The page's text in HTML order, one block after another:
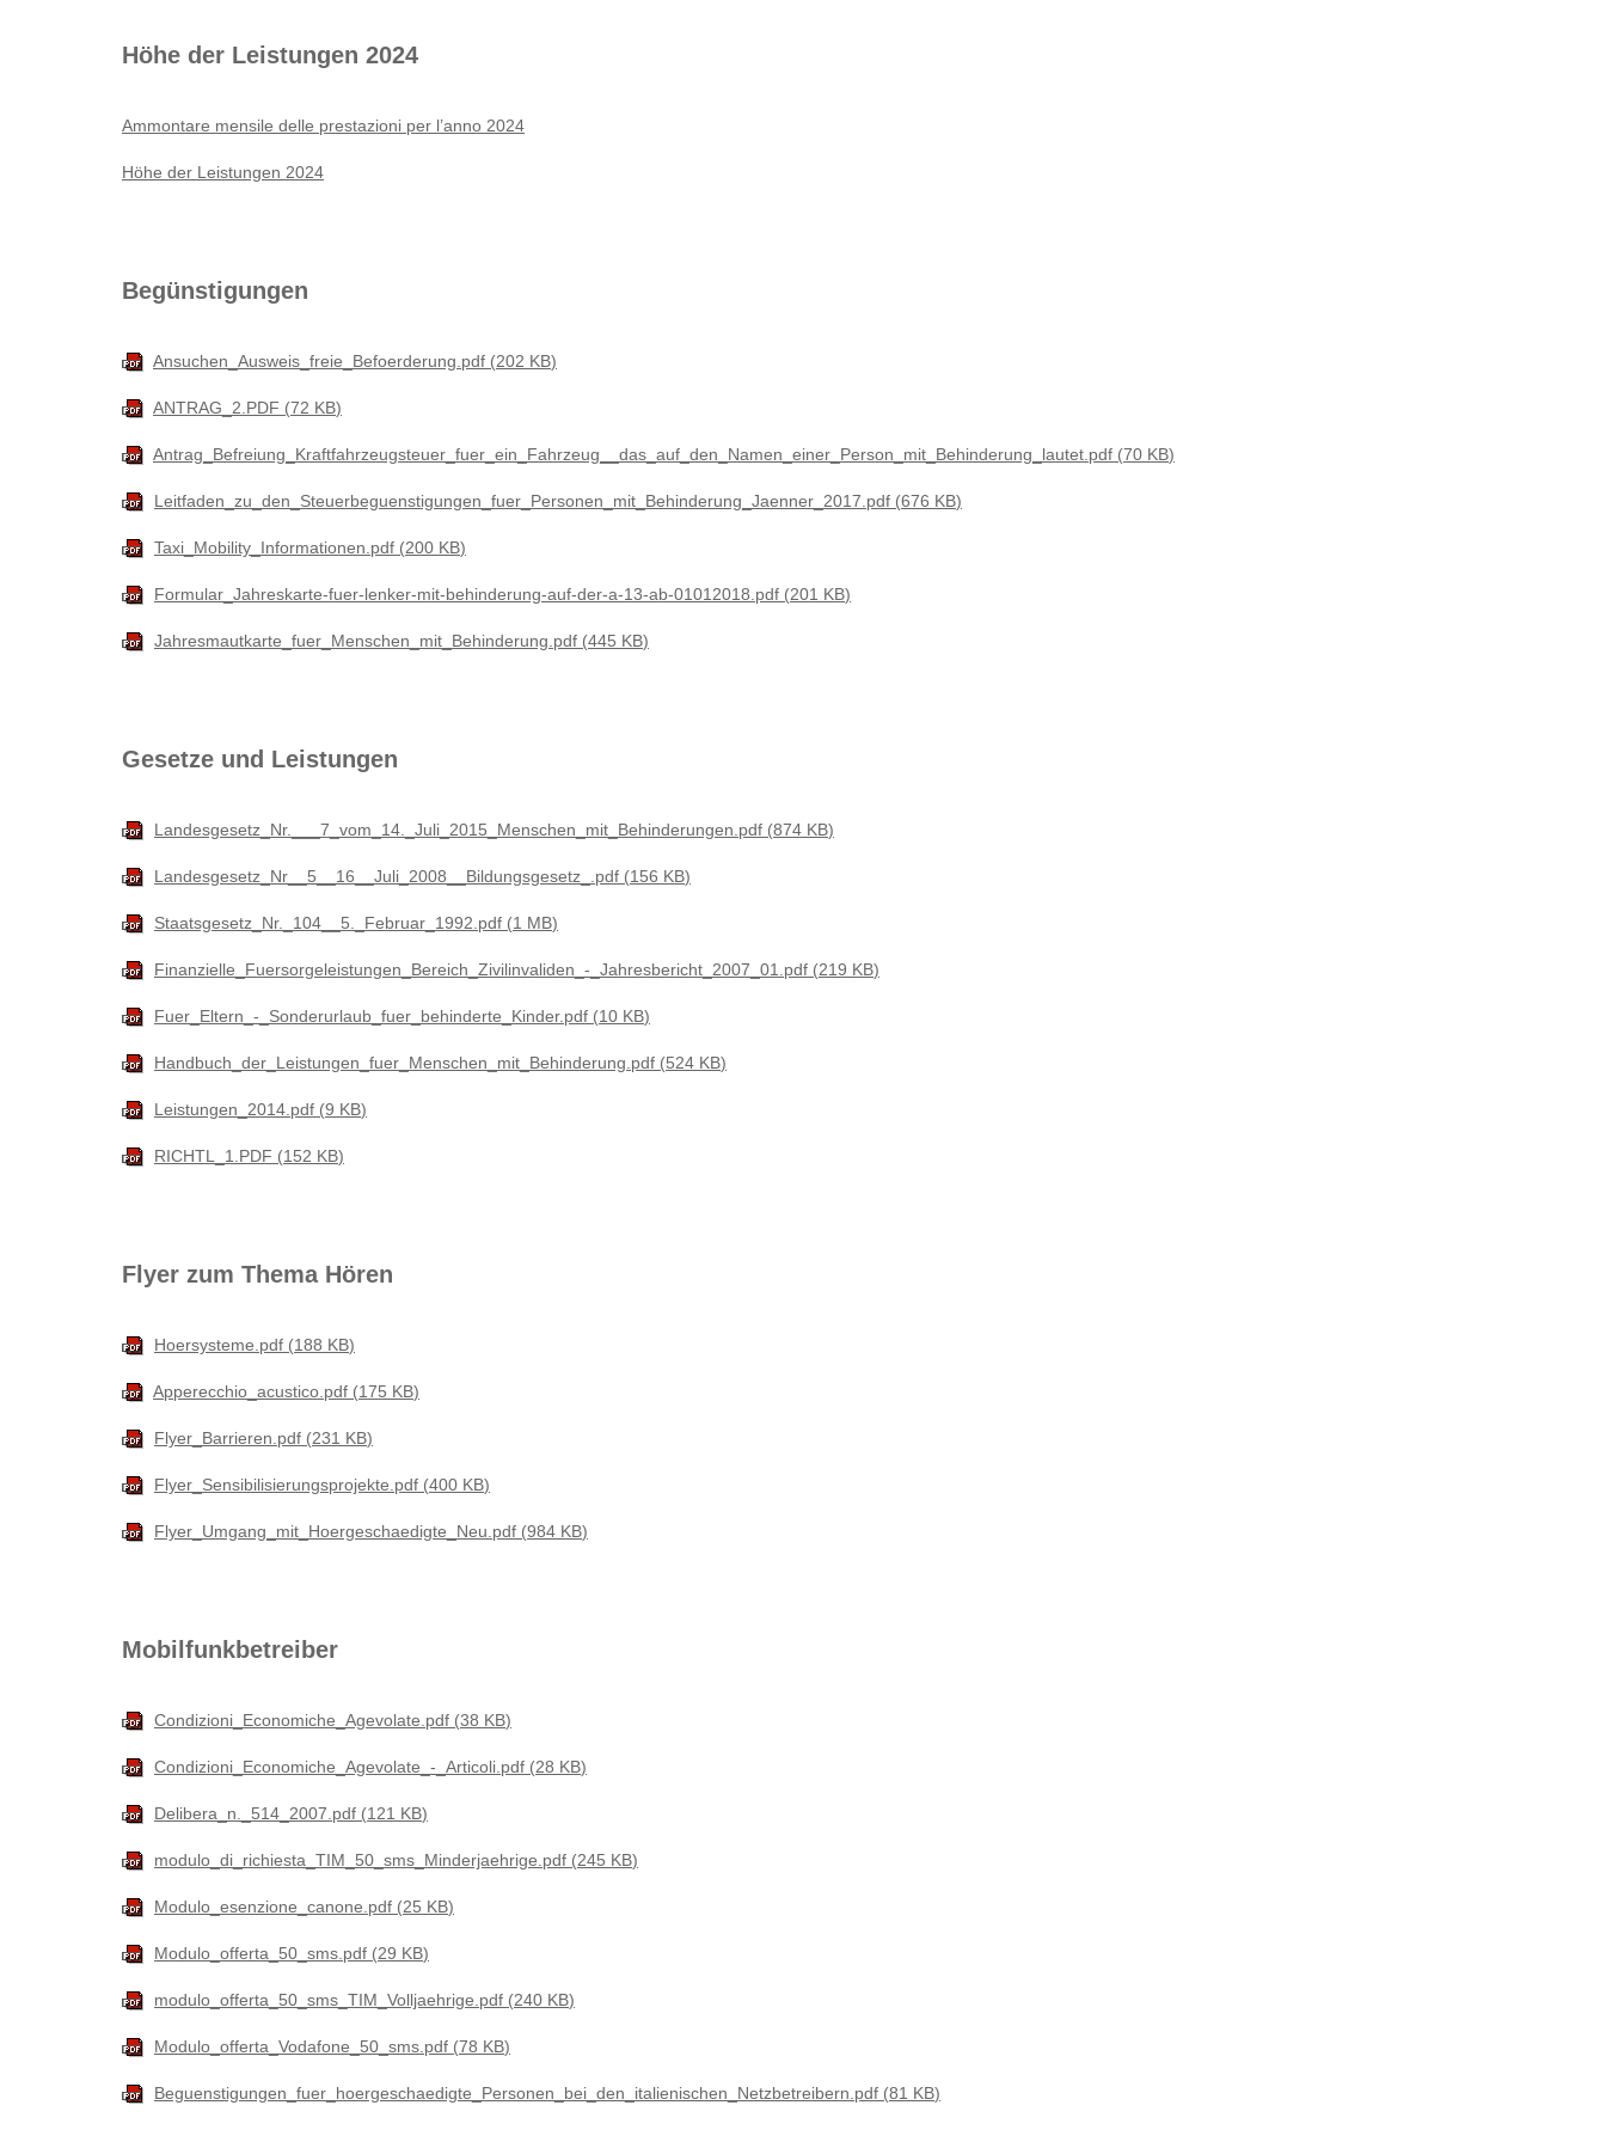
Höhe der Leistungen 2024
Ammontare mensile delle prestazioni per l’anno 2024
Höhe der Leistungen 2024
Begünstigungen
Ansuchen_Ausweis_freie_Befoerderung.pdf 202 KB
ANTRAG_2.PDF 72 KB
Antrag_Befreiung_Kraftfahrzeugsteuer_fuer_ein_Fahrzeug__das_auf_den_Namen_einer_Person_mit_Behinderung_lautet.pdf 70 KB
Leitfaden_zu_den_Steuerbeguenstigungen_fuer_Personen_mit_Behinderung_Jaenner_2017.pdf 676 KB
Taxi_Mobility_Informationen.pdf 200 KB
Formular_Jahreskarte-fuer-lenker-mit-behinderung-auf-der-a-13-ab-01012018.pdf 201 KB
Jahresmautkarte_fuer_Menschen_mit_Behinderung.pdf 445 KB
Gesetze und Leistungen
Landesgesetz_Nr.___7_vom_14._Juli_2015_Menschen_mit_Behinderungen.pdf 874 KB
Landesgesetz_Nr__5__16__Juli_2008__Bildungsgesetz_.pdf 156 KB
Staatsgesetz_Nr._104__5._Februar_1992.pdf 1 MB
Finanzielle_Fuersorgeleistungen_Bereich_Zivilinvaliden_-_Jahresbericht_2007_01.pdf 219 KB
Fuer_Eltern_-_Sonderurlaub_fuer_behinderte_Kinder.pdf 10 KB
Handbuch_der_Leistungen_fuer_Menschen_mit_Behinderung.pdf 524 KB
Leistungen_2014.pdf 9 KB
RICHTL_1.PDF 152 KB
Flyer zum Thema Hören
Hoersysteme.pdf 188 KB
Apperecchio_acustico.pdf 175 KB
Flyer_Barrieren.pdf 231 KB
Flyer_Sensibilisierungsprojekte.pdf 400 KB
Flyer_Umgang_mit_Hoergeschaedigte_Neu.pdf 984 KB
Mobilfunkbetreiber
Condizioni_Economiche_Agevolate.pdf 38 KB
Condizioni_Economiche_Agevolate_-_Articoli.pdf 28 KB
Delibera_n._514_2007.pdf 121 KB
modulo_di_richiesta_TIM_50_sms_Minderjaehrige.pdf 245 KB
Modulo_esenzione_canone.pdf 25 KB
Modulo_offerta_50_sms.pdf 29 KB
modulo_offerta_50_sms_TIM_Volljaehrige.pdf 240 KB
Modulo_offerta_Vodafone_50_sms.pdf 78 KB
Beguenstigungen_fuer_hoergeschaedigte_Personen_bei_den_italienischen_Netzbetreibern.pdf 81 KB